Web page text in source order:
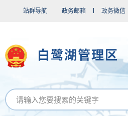
站群导航 政务邮箱 政务微信
白鹭湖管理区